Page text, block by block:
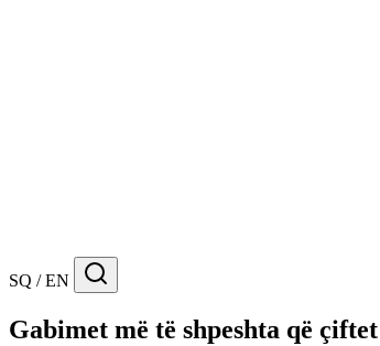
SQ / EN
Gabimet më të shpeshta që